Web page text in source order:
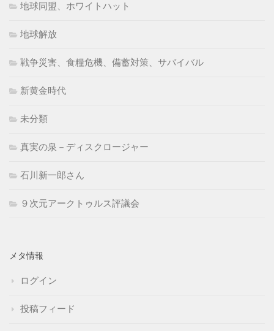
地球同盟、ホワイトハット
地球解放
戦争災害、食糧危機、備蓄対策、サバイバル
新黄金時代
未分類
真実の泉－ディスクロージャー
石川新一郎さん
９次元アークトゥルス評議会
メタ情報
ログイン
投稿フィード